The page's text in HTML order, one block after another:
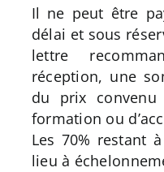
Il ne peut être
délai et sous
lettre
réception, une
du prix
formation ou
Les 70% restant
lieu à